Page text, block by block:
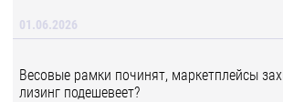
01.06.2026
Весовые рамки починят, маркетплейсы
лизинг подешевеет?